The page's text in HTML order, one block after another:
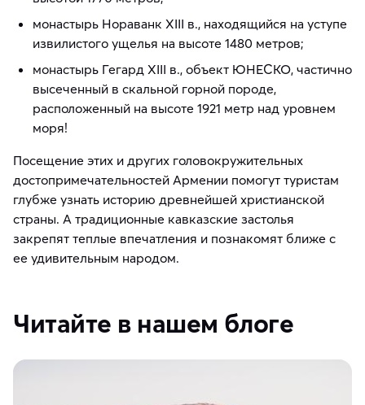
монастырь Нораванк XIII в., находящийся на уступе
извилистого ущелья на высоте 1480 метров;
монастырь Гегард XIII в., объект ЮНЕСКО, частично
высеченный в скальной горной породе,
расположенный на высоте 1921 метр над уровнем
моря!
Посещение этих и других головокружительных
достопримечательностей Армении помогут туристам
глубже узнать историю древнейшей христианской
страны. А традиционные кавказские застолья
закрепят теплые впечатления и познакомят ближе с
ее удивительным народом.
Читайте в нашем блоге